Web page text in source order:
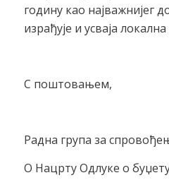
годину као најважнијег
израђује и усваја
С поштовањем,
Радна група за
О Нацрту Одлуке о